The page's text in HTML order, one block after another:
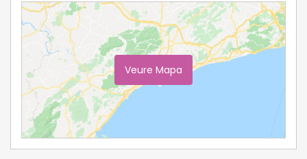
Veure Mapa